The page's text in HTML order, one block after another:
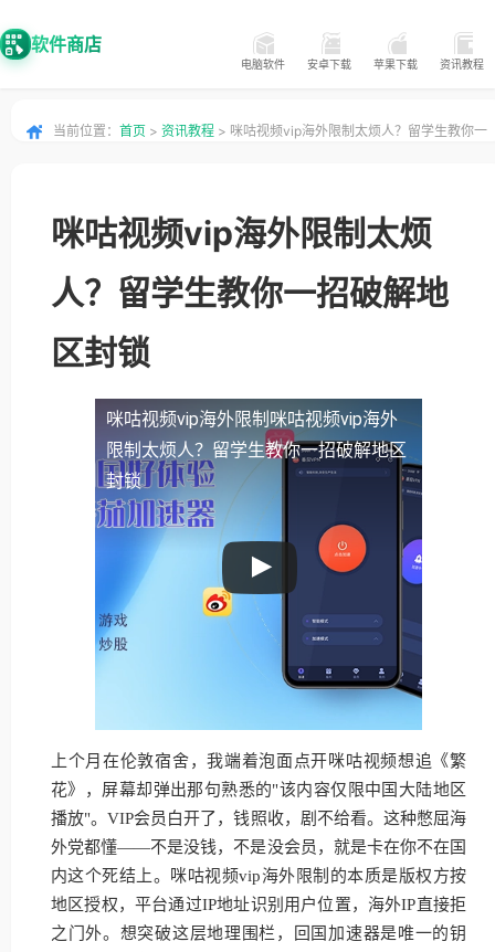
软件商店
电脑软件 安卓下载 苹果下载 资讯教程
当前位置： 首页 > 资讯教程 > 咪咕视频vip海外限制太烦人？留学生教你一
咪咕视频vip海外限制太烦
人？留学生教你一招破解地
区封锁
咪咕视频vip海外限制 咪咕视频vip海外
限制太烦人？留学生教你一招破解地区
封锁
上个月在伦敦宿舍，我端着泡面点开咪咕视频想追《繁
花》，屏幕却弹出那句熟悉的"该内容仅限中国大陆地区
播放"。VIP会员白开了，钱照收，剧不给看。这种憋屈海
外党都懂——不是没钱，不是没会员，就是卡在你不在国
内这个死结上。咪咕视频vip海外限制的本质是版权方按
地区授权，平台通过IP地址识别用户位置，海外IP直接拒
之门外。想突破这层地理围栏，回国加速器是唯一的钥